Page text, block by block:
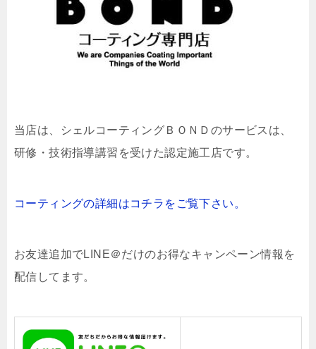
当店は、
シェルコーティングＢＯＮＤのサービスは、
研修・技術指導講習を受けた認定施工店です。
コーティングの詳細はコチラをご覧下さい。
お友達追加でLINE＠だけのお得なキャンペーン情報を
配信してます。